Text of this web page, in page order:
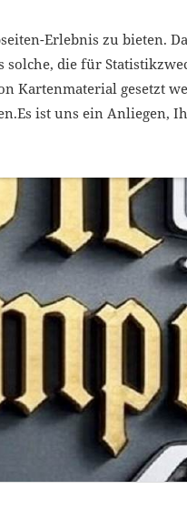
QUIXLAR JOBS
Erlebnis zu bieten.
solche, die für
Kartenmaterial gesetzt
ist uns ein Anliegen,